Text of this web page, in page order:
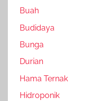
Buah
Budidaya
Bunga
Durian
Hama Ternak
Hidroponik